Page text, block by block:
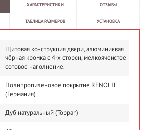
ХАРАКТЕРИСТИКИ ОТЗЫВЫ
ТАБЛИЦА РАЗМЕРОВ УСТАНОВКА
Щитовая конструкция двери, алюминиевая
чёрная кромка с 4-х сторон, мелкоячеистое
сотовое наполнение.
Полипропиленовое покрытие RENOLIT
(Германия)
Дуб натуральный (Toppan)